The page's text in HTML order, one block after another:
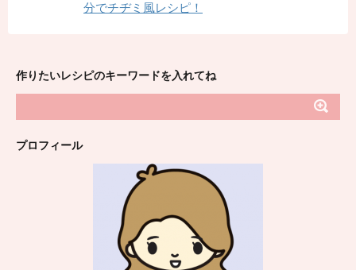
分でチヂミ風レシピ！
作りたいレシピのキーワードを入れてね
プロフィール